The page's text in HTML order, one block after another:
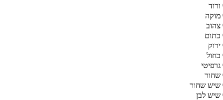
ורוד
מוקה
צהוב
כתום
ירוק
כחול
גרפיטי
שחור
שיש שחור
שיש לבן